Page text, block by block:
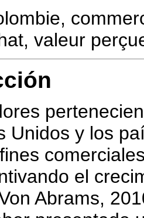
valeur
Unidos y los
el
Abrams,